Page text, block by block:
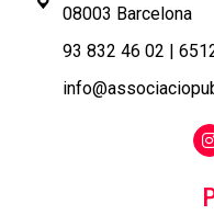
08003 Barcelona
93 832 46 02